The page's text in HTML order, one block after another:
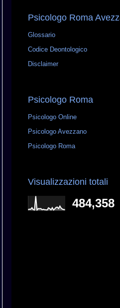
Psicologo Roma
Glossario
Codice Deontologico
Disclaimer
Psicologo Roma
Psicologo Online
Psicologo Avezzano
Psicologo Roma
Visualizzazioni totali
484,358